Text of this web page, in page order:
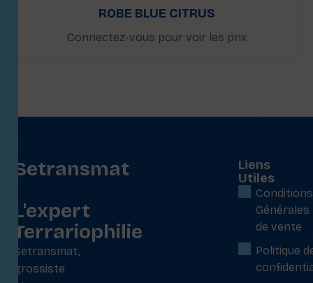
ROBE BLUE CITRUS
Connectez-vous pour voir les prix
Setransmat
L'expert
Terrariophilie
Setransmat,
grossiste
Liens
Utiles
Conditions
Générales
de vente
Politique